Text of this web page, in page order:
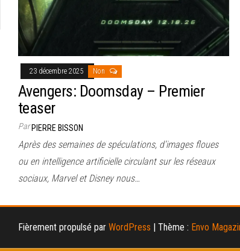
23 décembre 2025 Non
Avengers: Doomsday – Premier
teaser
ParPIERRE BISSON
Après des semaines de spéculations, d’images floues
ou en intelligence artificielle circulant sur les réseaux
sociaux, Marvel et Disney nous…
Fièrement propulsé par WordPress | Thème : Envo